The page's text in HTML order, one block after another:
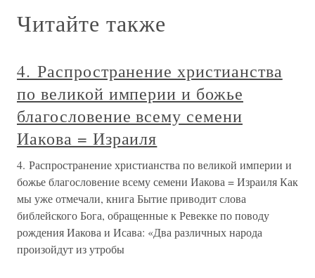
Читайте также
4. Распространение христианства
по великой империи и божье
благословение всему семени
Иакова = Израиля
4. Распространение христианства по великой империи и
божье благословение всему семени Иакова = Израиля Как
мы уже отмечали, книга Бытие приводит слова
библейского Бога, обращенные к Ревекке по поводу
рождения Иакова и Исава: «Два различных народа
произойдут из утробы